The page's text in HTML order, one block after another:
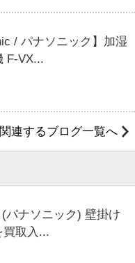
/ パナソニック】加湿
F-VX...
関連するブログ一覧へ
パナソニック) 壁掛け
買取入...